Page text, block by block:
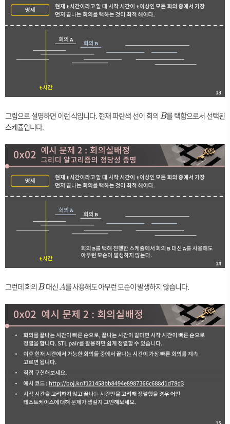
그림으로 설명하면 이런 식입니다. 현재 파란색 선이 회의 B
B를 택함으로서 선택된
스케쥴입니다.
그런데 회의B
B대신A
A를 사용해도 아무런 모순이 발생하지 않습니다.